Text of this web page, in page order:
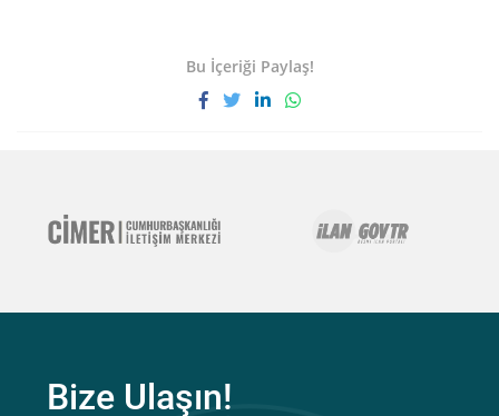
Bu İçeriği Paylaş!
Bize Ulaşın!